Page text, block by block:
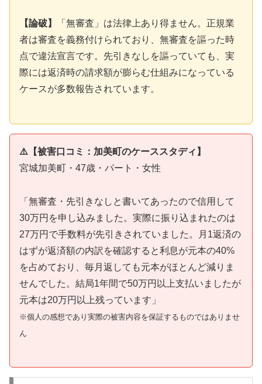
【論破】
「無審査」は法律上あり得ません。正規業
者は審査を義務付けられており、無審査を謳った時
点で違法宣言です。先引きなしを謳っていても、実
際には返済時の請求額が膨らむ仕組みになっている
ケースが多数報告されています。
⚠️【被害口コミ：加美町のケーススタディ】
宮城加美町・47歳・パート・女性
「無審査・先引きなしと書いてあったので信用して
30万円を申し込みました。実際に振り込まれたのは
27万円で手数料が先引きされていました。月1返済の
はずが返済額の内訳を確認すると利息が元本の40%
を占めており、毎月返しても元本がほとんど減りま
せんでした。結局1年間で50万円以上支払いましたが
元本は20万円以上残っています」
※個人の感想であり実際の被害内容を保証するものではありませ
ん